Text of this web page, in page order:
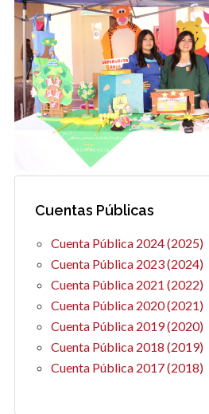
Cuentas Públicas
Cuenta Pública 2024 (2025)
Cuenta Pública 2023 (2024)
Cuenta Pública 2021 (2022)
Cuenta Pública 2020 (2021)
Cuenta Pública 2019 (2020)
Cuenta Pública 2018 (2019)
Cuenta Pública 2017 (2018)